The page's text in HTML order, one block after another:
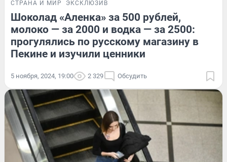
СТРАНА И МИР ЭКСКЛЮЗИВ
Шоколад «Аленка» за 500 рублей,
молоко — за 2000 и водка — за 2500:
прогулялись по русскому магазину в
Пекине и изучили ценники
5 ноября, 2024, 19:00 2 329 Обсудить